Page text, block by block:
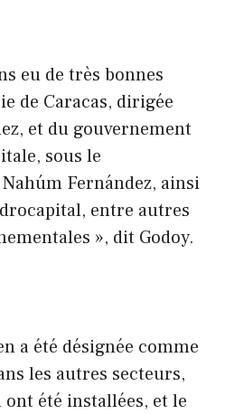
eu de très bonnes
de Caracas, dirigée
et du gouvernement
sous le
Fernández, ainsi
entre autres
», dit Godoy.
a été désignée comme
les autres secteurs,
été installées, et le